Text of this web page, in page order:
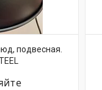
подвесная.